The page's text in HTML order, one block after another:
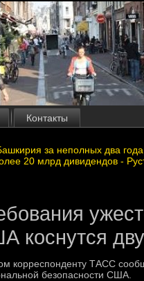
Контакты
за неполных два
20 млрд дивидендов -
коснутся
корреспонденту ТАСС
безопасности США.